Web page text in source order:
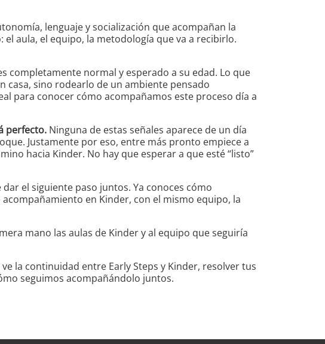
lenguaje y socialización que acompañan la
aula, el equipo, la metodología que va a recibirlo.
completamente normal y esperado a su edad. Lo que
casa, sino rodearlo de un ambiente pensado
para conocer cómo acompañamos este proceso día a
perfecto. Ninguna de estas señales aparece de un día
Justamente por eso, entre más pronto empiece a
hacia Kinder. No hay que esperar a que esté “listo”
el siguiente paso juntos. Ya conoces cómo
en Kinder, con el mismo equipo, la
mano las aulas de Kinder y al equipo que seguiría
la continuidad entre Early Steps y Kinder, resolver tus
seguimos acompañándolo juntos.